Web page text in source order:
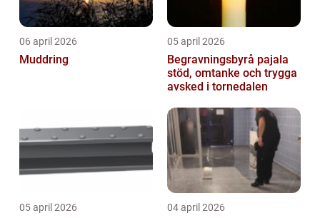
06 april 2026
Muddring
05 april 2026
Begravningsbyrå pajala
stöd, omtanke och trygga
avsked i tornedalen
05 april 2026 04 april 2026